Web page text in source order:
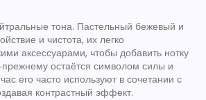
тона. Пастельный бежевый и
и чистота, их легко
аксессуарами, чтобы добавить нотку
остаётся символом силы и
его часто используют в сочетании с
контрастный эффект.